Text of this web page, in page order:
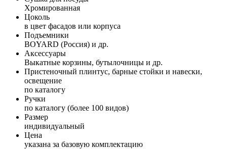
Хромированная
Цоколь
в цвет фасадов или корпуса
Подъемники
BOYARD (Россия) и др.
Аксессуары
Выкатные корзины, бутылочницы и др.
Пристеночный плинтус, барные стойки и навески,
освещение
по каталогу
Ручки
по каталогу (более 100 видов)
Размер
индивидуальный
Цена
указана за базовую комплектацию